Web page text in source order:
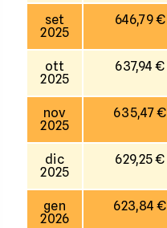
set
2025
646,79 €
ott
2025
637,94 €
nov
2025
635,47 €
dic
2025
629,25 €
gen
2026
623,84 €